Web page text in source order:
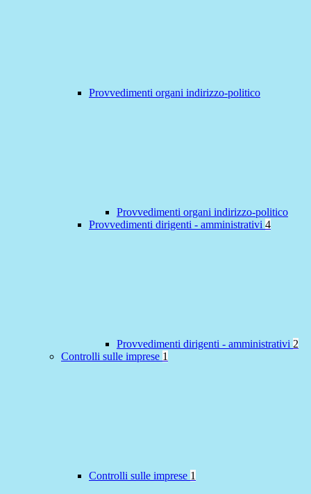
Provvedimenti organi indirizzo-politico
Provvedimenti organi indirizzo-politico
Provvedimenti dirigenti - amministrativi 4
Provvedimenti dirigenti - amministrativi 2
Controlli sulle imprese 1
Controlli sulle imprese 1